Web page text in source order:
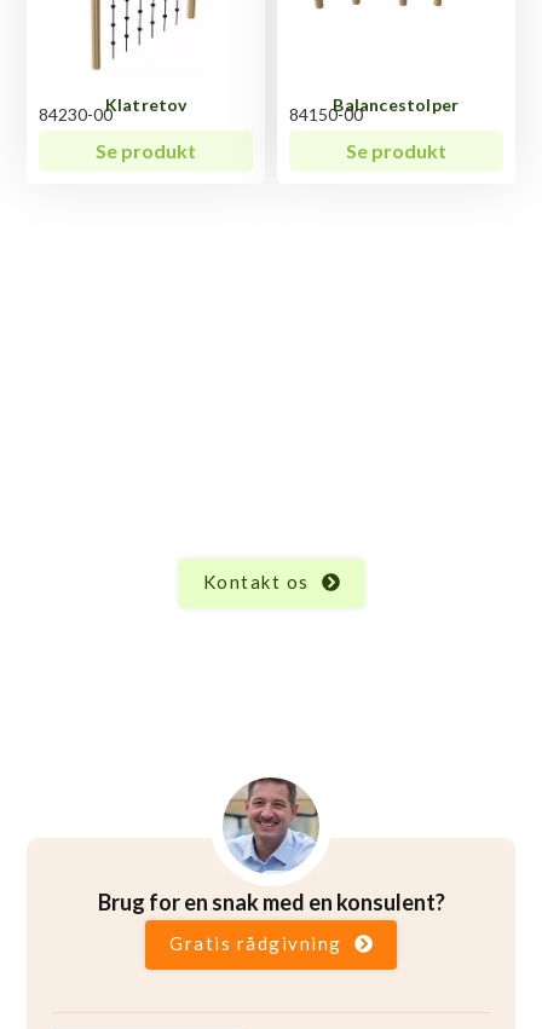
Klatretov
84230-00
Se produkt
Balancestolper
84150-00
Se produkt
Kontakt os
Brug for en snak med en konsulent?
Gratis rådgivning